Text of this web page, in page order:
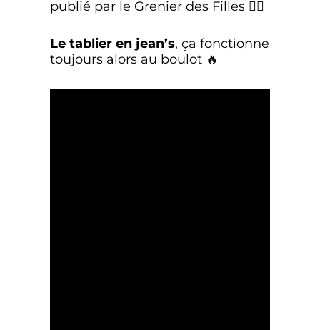
publié par le Grenier des Filles 👇🏼
Le tablier en jean’s, ça fonctionne
toujours alors au boulot 🔥